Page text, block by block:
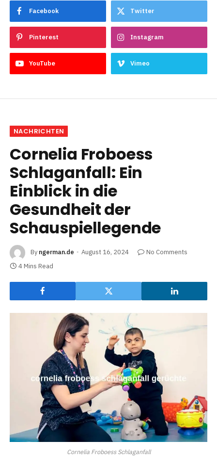
Facebook Twitter
Pinterest Instagram
YouTube Vimeo
NACHRICHTEN
Cornelia Froboess
Schlaganfall: Ein
Einblick in die
Gesundheit der
Schauspiellegende
By ngerman.de August 16, 2024
No Comments
4 Mins Read
Cornelia Froboess Schlaganfall